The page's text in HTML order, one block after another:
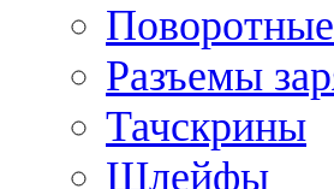
Разъемы
Тачскрины
Шлейфы